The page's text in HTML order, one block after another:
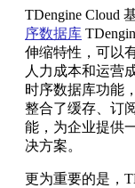
TDengine Cloud
序数据库
伸缩特性，可以
人力成本和运营
时序数据库功能
整合了缓存、订
能，为企业提供
决方案。
更为重要的是，